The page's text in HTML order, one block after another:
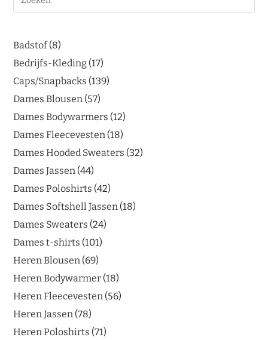
Badstof 8
Bedrijfs-Kleding 17
Caps/Snapbacks 139
Dames Blousen 57
Dames Bodywarmers 12
Dames Fleecevesten 18
Dames Hooded Sweaters 32
Dames Jassen 44
Dames Poloshirts 42
Dames Softshell Jassen 18
Dames Sweaters 24
Dames t-shirts 101
Heren Blousen 69
Heren Bodywarmer 18
Heren Fleecevesten 56
Heren Jassen 78
Heren Poloshirts 71